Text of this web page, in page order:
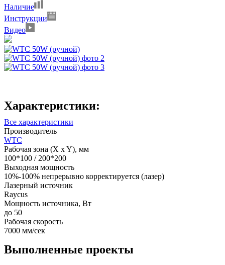
Наличие
Инструкции
Видео
Характеристики:
Все характеристики
Производитель
WTC
Рабочая зона (X x Y), мм
100*100 / 200*200
Выходная мощность
10%-100% непрерывно корректируется (лазер)
Лазерный источник
Raycus
Мощность источника, Вт
до 50
Рабочая скорость
7000 мм/сек
Выполненные проекты